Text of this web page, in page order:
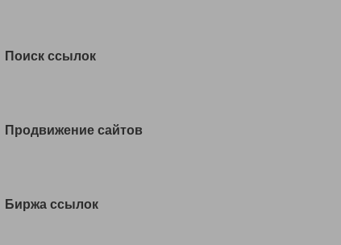
Поиск ссылок
Продвижение сайтов
Биржа ссылок